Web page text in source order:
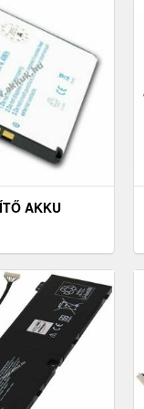
AKKU
XPERIA X1